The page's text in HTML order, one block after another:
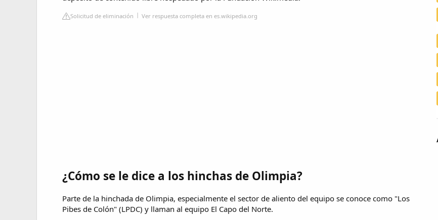
Solicitud de eliminación Ver respuesta completa en es.wikipedia.org
¿Cómo se le dice a los hinchas de Olimpia?
Parte de la hinchada de Olimpia, especialmente el sector de aliento del equipo se conoce como "Los
Pibes de Colón" (LPDC) y llaman al equipo El Capo del Norte.